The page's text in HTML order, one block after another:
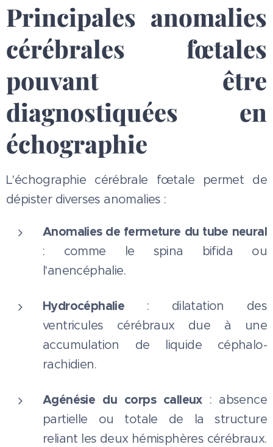
Principales anomalies
cérébrales fœtales
pouvant être
diagnostiquées en
échographie
L'échographie cérébrale fœtale permet de
dépister diverses anomalies :
Anomalies de fermeture du tube neural
: comme le spina bifida ou
l'anencéphalie.
Hydrocéphalie : dilatation des
ventricules cérébraux due à une
accumulation de liquide céphalo-
rachidien.
Agénésie du corps calleux: absence
partielle ou totale de la structure
reliant les deux hémisphères cérébraux.